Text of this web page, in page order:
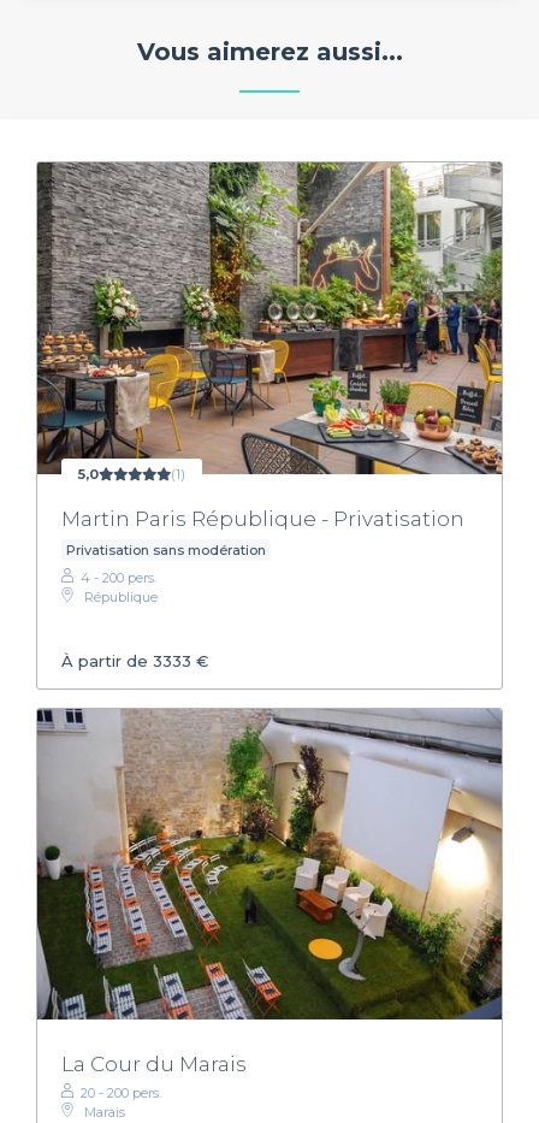
Vous aimerez aussi...
5,0 (1)
Martin Paris République - Privatisation
Privatisation sans modération
4 - 200 pers.
République
À partir de 3333 €
La Cour du Marais
20 - 200 pers.
Marais